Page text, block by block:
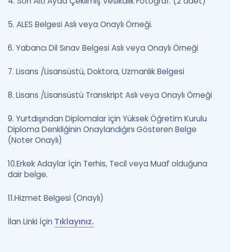
5. ALES Belgesi Aslı veya Onaylı Örneği.
6. Yabancı Dil Sınav Belgesi Aslı veya Onaylı Örneği
7. Lisans /Lisansüstü, Doktora, Uzmanlık Belgesi
8. Lisans /Lisansüstü Transkript Aslı veya Onaylı Örneği
9. Yurtdışından Diplomalar için Yüksek Öğretim Kurulu
Diploma Denkliğinin Onaylandığını Gösteren Belge
(Noter Onaylı)
10.Erkek Adaylar İçin Terhis, Tecil veya Muaf olduğuna
dair belge.
11.Hizmet Belgesi (Onaylı)
İlan Linki İçin Tıklayınız.